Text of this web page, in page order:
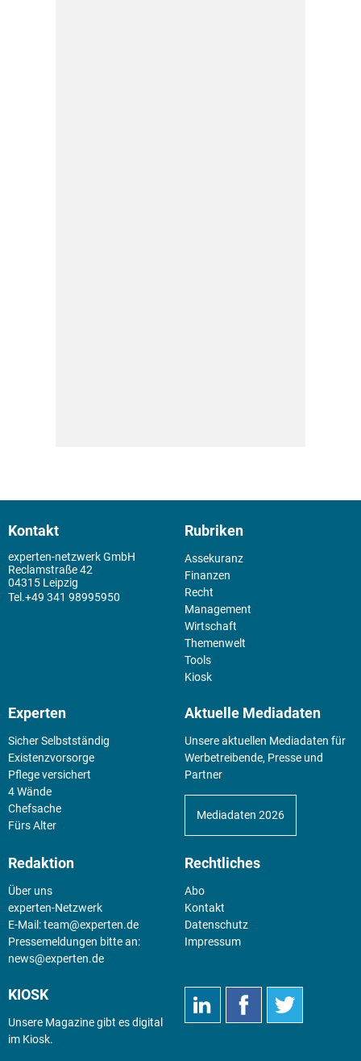
Kontakt
experten-netzwerk GmbH
Reclamstraße 42
04315 Leipzig
+49 341 98995950
Rubriken
Assekuranz
Finanzen
Recht
Management
Wirtschaft
Themenwelt
Tools
Kiosk
Experten
Sicher Selbstständig
Existenz­vorsorge
Pflege versichert
4 Wände
Chefsache
Fürs Alter
Aktuelle Mediadaten
Unsere aktuellen Mediadaten für
Werbetreibende, Presse und
Partner
Mediadaten 2026
Redaktion
Über uns
experten-Netzwerk
E-Mail:team@experten.de
Pressemeldungen bitte an:
news@experten.de
Rechtliches
Abo
Kontakt
Datenschutz
Impressum
KIOSK
Unsere Magazine gibt es digital
im Kiosk.